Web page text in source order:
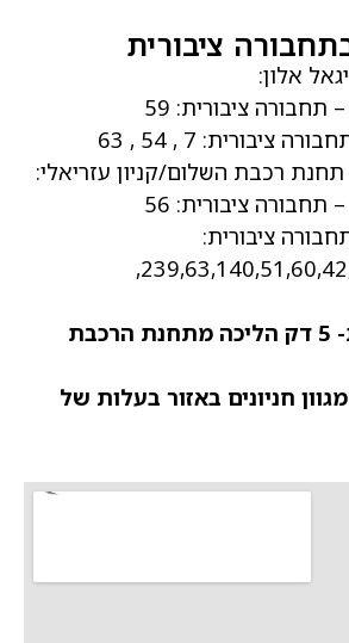
ציבורית
אלון:
ציבורית: 59
7 , 54 , 63
תחנת רכבת השלום/קניון עזריאלי:
ציבורית: 56
ציבורית:
למגיעים ברכבת- 5 דק הליכה מתחנת הרכבת
חניונים באזור בעלות של